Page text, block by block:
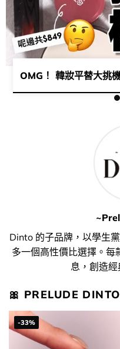
OMG！ 韓妝平替大挑
底妝​好物💛！實物全部
Dinto 的子品牌，以學生
多一個高性價比選擇。
息，創造經
🎀 PRELUDE
-33%